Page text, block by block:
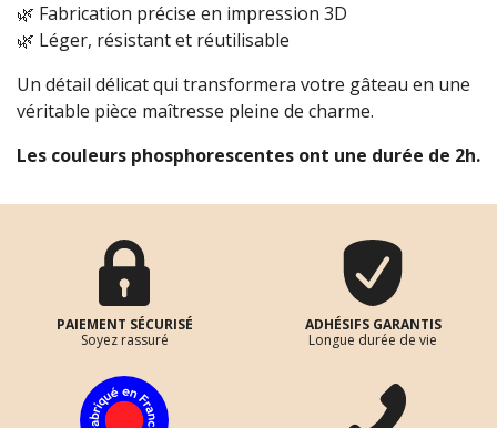
🌿 Fabrication précise en impression 3D
🌿 Léger, résistant et réutilisable
Un détail délicat qui transformera votre gâteau en une
véritable pièce maîtresse pleine de charme.
Les couleurs phosphorescentes ont une durée de 2h.
PAIEMENT SÉCURISÉ
Soyez rassuré
ADHÉSIFS GARANTIS
Longue durée de vie